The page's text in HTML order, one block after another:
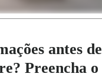
antes de
Preencha o